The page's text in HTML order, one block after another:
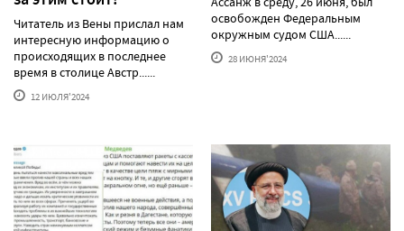
Читатель из Вены прислал нам
интересную информацию о
происходящих в последнее
время в столице Австр......
12 ИЮЛЯ'2024
освобожден Федеральным
окружным судом США......
28 ИЮНЯ'2024